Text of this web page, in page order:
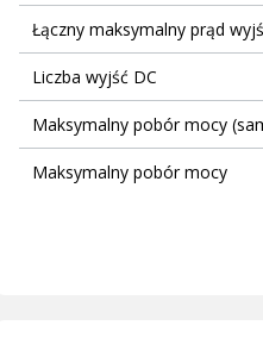
Łączny maksymalny prąd
Liczba wyjść DC
Maksymalny pobór mocy
Maksymalny pobór mocy